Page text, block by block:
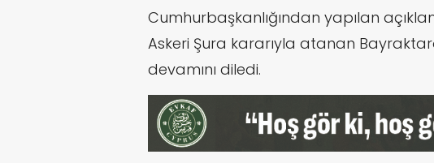
Cumhurbaşkanlığından yapılan
Askeri Şura kararıyla atanan B
devamını diledi.